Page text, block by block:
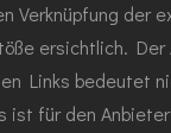
Verknüpfung der
ersichtlich.
Links bedeutet
ist für den